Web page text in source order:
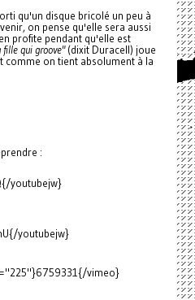
qu'un disque bricolé un peu à
on pense qu'elle sera aussi
profite pendant qu'elle est
fille qui groove"(dixit Duracell) joue
comme on tient absolument à la
:
youtubejw}
youtubejw}
vimeo}